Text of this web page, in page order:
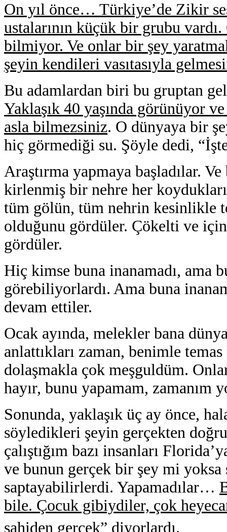
On yıl önce… Türkiye’de Zikir
ustalarının küçük bir grubu
bilmiyor. Ve onlar bir şey
şeyin kendileri vasıtasıyla
Bu adamlardan biri bu gruptan
Yaklaşık 40 yaşında görünüyor
asla bilmezsiniz. O dünyaya bir
hiç görmediği su. Şöyle dedi,
Araştırma yapmaya başladılar.
kirlenmiş bir nehre her
tüm gölün, tüm nehrin kesinlikle
olduğunu gördüler. Çökelti ve
gördüler.
Hiç kimse buna inanamadı, ama
görebiliyorlardı. Ama buna
devam ettiler.
Ocak ayında, melekler bana
anlattıkları zaman, benimle
dolaşmakla çok meşguldüm.
hayır, bunu yapamam, zamanım
Sonunda, yaklaşık üç ay önce,
söyledikleri şeyin gerçekten
çalıştığım bazı insanları
ve bunun gerçek bir şey mi
saptayabilirlerdi. Yapamadılar…
bile. Çocuk gibiydiler, çok
sahiden gerçek” diyorlardı.